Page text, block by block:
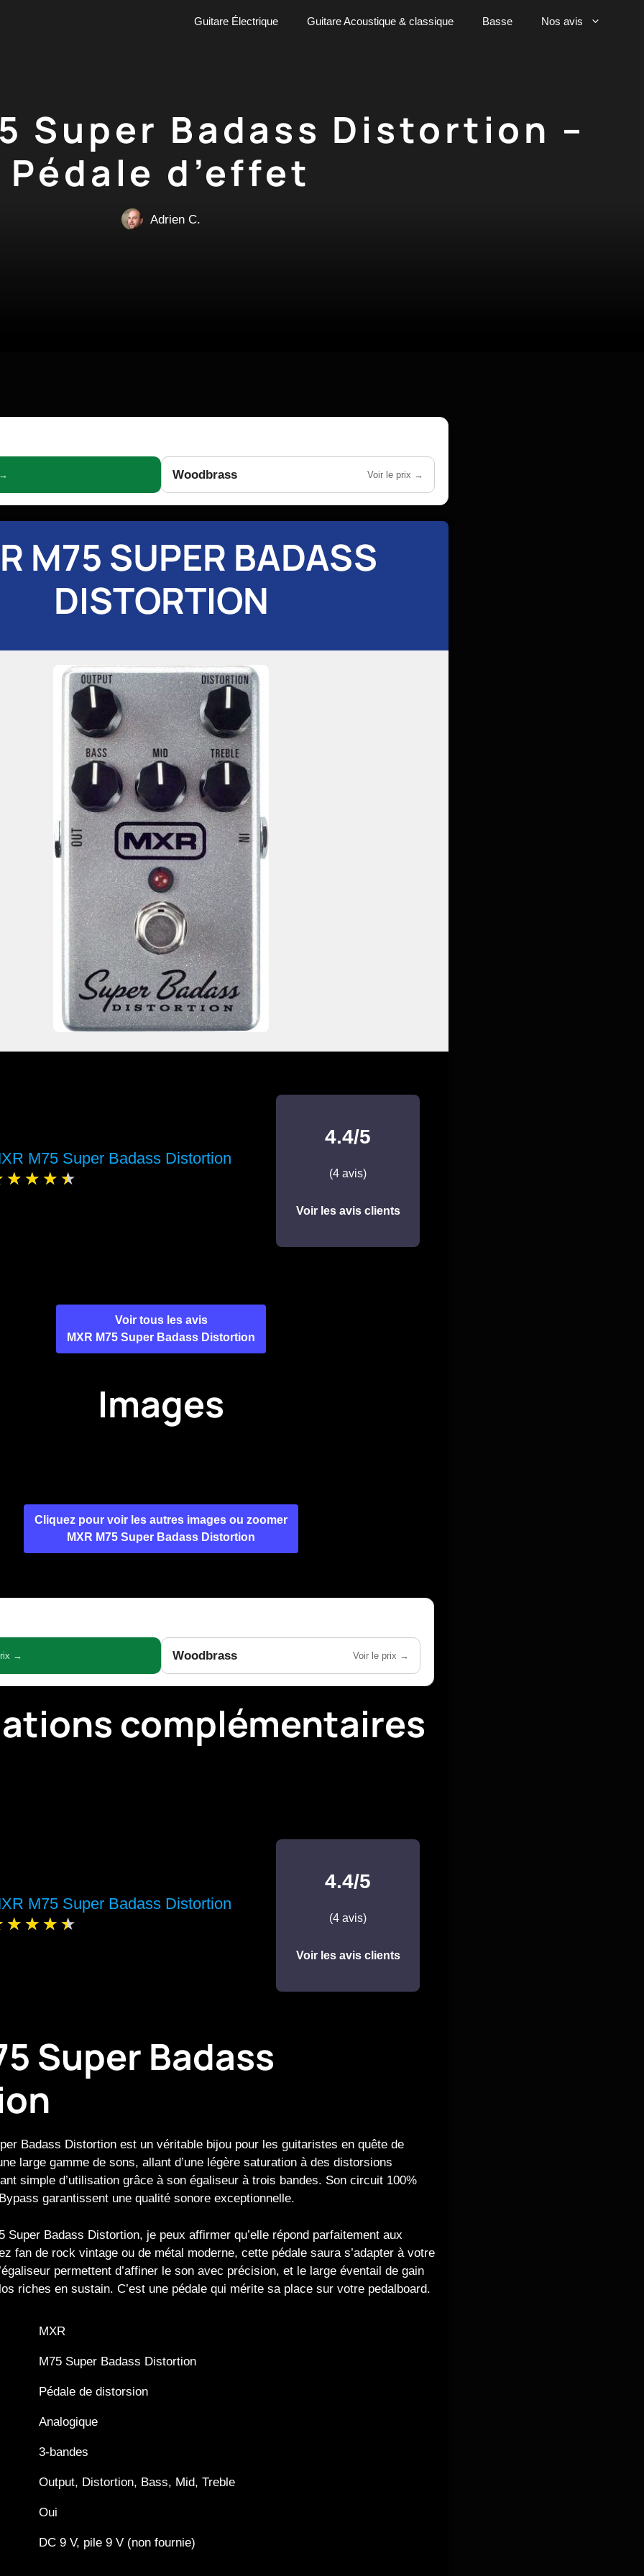
Guitare Électrique Guitare Acoustique & classique Basse Nos avis
Super Badass Distortion –
Pédale d’effet
Adrien C.
Woodbrass Voir le prix →
M75 SUPER BADASS
DISTORTION
M75 Super Badass Distortion
4.4/5
(4 avis)
Voir les avis clients
Voir tous les avis
MXR M75 Super Badass Distortion
Images
Cliquez pour voir les autres images ou zoomer
MXR M75 Super Badass Distortion
→ Woodbrass Voir le prix →
complémentaires
M75 Super Badass Distortion
4.4/5
(4 avis)
Voir les avis clients
Super Badass
Badass Distortion est un véritable bijou pour les guitaristes en quête de
large gamme de sons, allant d’une légère saturation à des distorsions
simple d’utilisation grâce à son égaliseur à trois bandes. Son circuit 100%
garantissent une qualité sonore exceptionnelle.
Super Badass Distortion, je peux affirmer qu’elle répond parfaitement aux
fan de rock vintage ou de métal moderne, cette pédale saura s’adapter à votre
permettent d’affiner le son avec précision, et le large éventail de gain
riches en sustain. C’est une pédale qui mérite sa place sur votre pedalboard.
MXR
M75 Super Badass Distortion
Pédale de distorsion
Analogique
3-bandes
Output, Distortion, Bass, Mid, Treble
Oui
DC 9 V, pile 9 V (non fournie)